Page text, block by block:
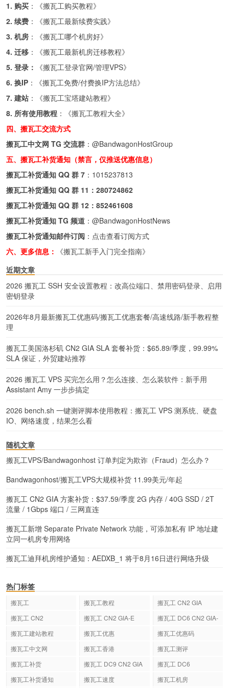
1. 购买 ：《搬瓦工购买教程》
2. 续费 ：《搬瓦工最新续费实践》
3. 机房 ：《搬瓦工哪个机房好》
4. 迁移 ：《搬瓦工最新机房迁移教程》
5. 登录：
《搬瓦工登录官网/管理VPS》
6. 换IP ：《搬瓦工免费/付费换IP方法总结》
7. 建站 ：《搬瓦工宝塔建站教程》
8. 所有使用教程 ：《搬瓦工教程大全》
四、搬瓦工交流方式
搬瓦工中文网 TG 交流群 ： @BandwagonHostGroup
五、搬瓦工补货通知（禁言，仅推送优惠信息）
搬瓦工补货通知 QQ 群 7 ： 1015237813
搬瓦工补货通知 QQ 群 11： 280724862
搬瓦工补货通知 QQ 群 12： 852461608
搬瓦工补货通知 TG 频道 ： @BandwagonHostNews
搬瓦工补货通知邮件订阅 ： 点击查看订阅方式
六、更多信息：
《搬瓦工新手入门完全指南》
近期文章
2026 搬瓦工 SSH 安全设置教程：改高位端口、禁用密码登录、启用
密钥登录
2026年8月最新搬瓦工优惠码/搬瓦工优惠套餐/高速线路/新手教程整
理
搬瓦工美国洛杉矶 CN2 GIA SLA 套餐补货：$65.89/季度，99.99%
SLA 保证，外贸建站推荐
2026 搬瓦工 VPS 买完怎么用？怎么连接、怎么装软件：新手用
Assistant Amy 一步步搞定
2026 bench.sh 一键测评脚本使用教程：搬瓦工 VPS 测系统、硬盘
IO、网络速度，结果怎么看
随机文章
搬瓦工VPS/Bandwagonhost 订单判定为欺诈（Fraud）怎么办？
Bandwagonhost/搬瓦工VPS大规模补货 11.99美元/年起
搬瓦工 CN2 GIA 方案补货：$37.59/季度 2G 内存 / 40G SSD / 2T
流量 / 1Gbps 端口 / 三网直连
搬瓦工新增 Separate Private Network 功能，可添加私有 IP 地址建
立同一机房专用网络
搬瓦工迪拜机房维护通知：AEDXB_1 将于8月16日进行网络升级
热门标签
搬瓦工 搬瓦工教程
搬瓦工 CN2 GIA
搬瓦工 CN2
搬瓦工 CN2 GIA-E
搬瓦工 DC6 CN2 GIA-
搬瓦工建站教程 搬瓦工优惠
搬瓦工优惠码
搬瓦工中文网
搬瓦工香港
搬瓦工测评
搬瓦工补货
搬瓦工 DC9 CN2 GIA
搬瓦工 DC6
搬瓦工补货通知
搬瓦工速度 搬瓦工机房